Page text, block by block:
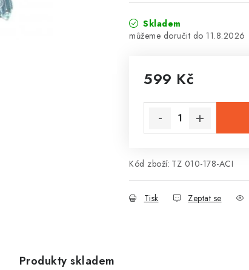
Skladem
11.8.2026
599 Kč
Kód zboží: TZ 010-178-ACI
Tisk Zeptat se
Produkty skladem